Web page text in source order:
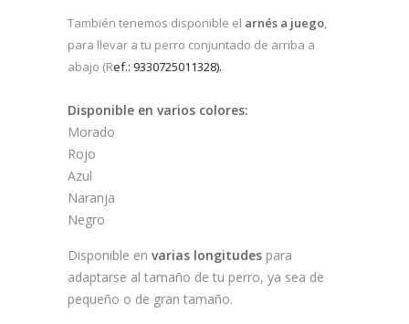
También tenemos disponible el arnés a juego,
para llevar a tu perro conjuntado de arriba a
abajo (Ref.: 9330725011328).
Disponible en varios colores:
Morado
Rojo
Azul
Naranja
Negro
Disponible en varias longitudes para
adaptarse al tamaño de tu perro, ya sea de
pequeño o de gran tamaño.